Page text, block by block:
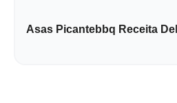
Asas Picantebbq Receita